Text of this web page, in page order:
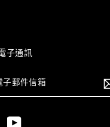
子通訊
YouTube